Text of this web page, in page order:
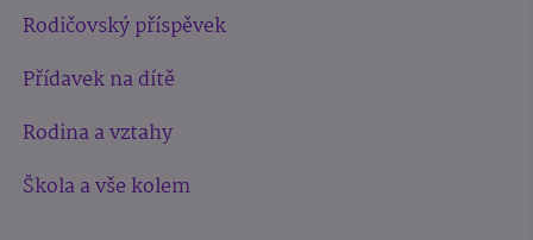
Rodičovský příspěvek
Přídavek na dítě
Rodina a vztahy
Škola a vše kolem